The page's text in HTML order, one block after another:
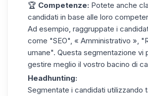
🏆 Competenze: Potete anche
candidati in base alle loro
Ad esempio, raggruppate i
come "SEO", « Amministrativo »,
umane". Questa segmentazione vi
gestire meglio il vostro bacino di
Headhunting:
Segmentate i candidati utilizzando